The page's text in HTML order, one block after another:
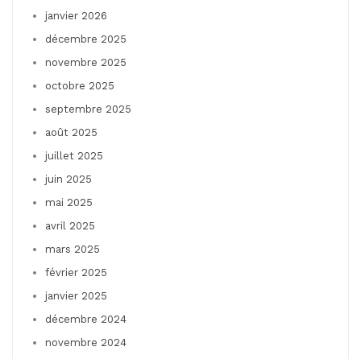
janvier 2026
décembre 2025
novembre 2025
octobre 2025
septembre 2025
août 2025
juillet 2025
juin 2025
mai 2025
avril 2025
mars 2025
février 2025
janvier 2025
décembre 2024
novembre 2024